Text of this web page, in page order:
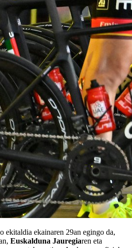
ekitaldia ekainaren 29an egingo da,
Euskalduna Jauregiaren eta